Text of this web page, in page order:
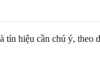
hiệu cần chú ý,